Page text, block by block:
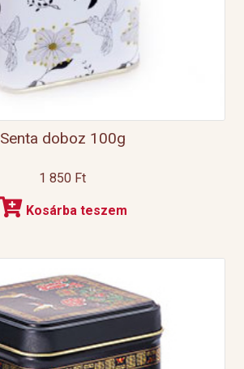
Senta doboz 100g
1 850 Ft
Kosárba teszem